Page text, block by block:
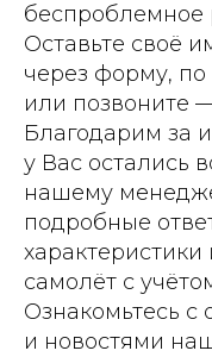
Оставьте своё
через форму, по
или позвоните
Благодарим за
у Вас остались
нашему
подробные
самолёт с
Ознакомьтесь с
и новостями